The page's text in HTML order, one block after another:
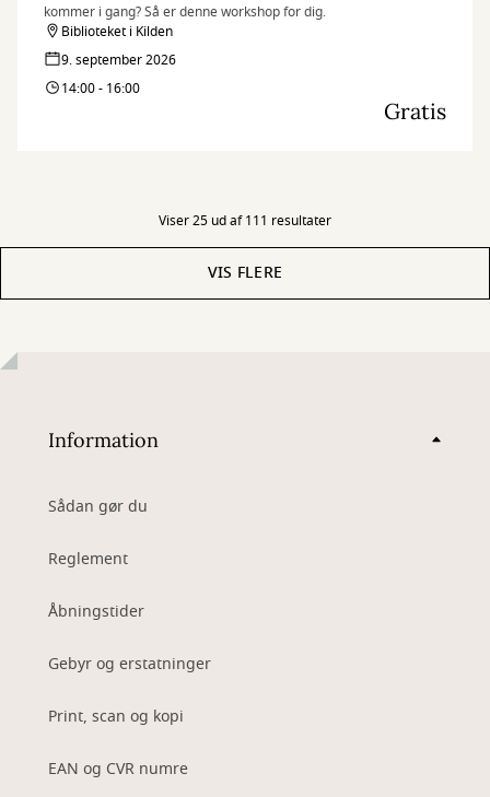
kommer i gang? Så er denne workshop for dig.
Biblioteket i Kilden
9. september 2026
14:00 - 16:00
Gratis
Viser 25 ud af 111 resultater
VIS FLERE
Information
Sådan gør du
Reglement
Åbningstider
Gebyr og erstatninger
Print, scan og kopi
EAN og CVR numre